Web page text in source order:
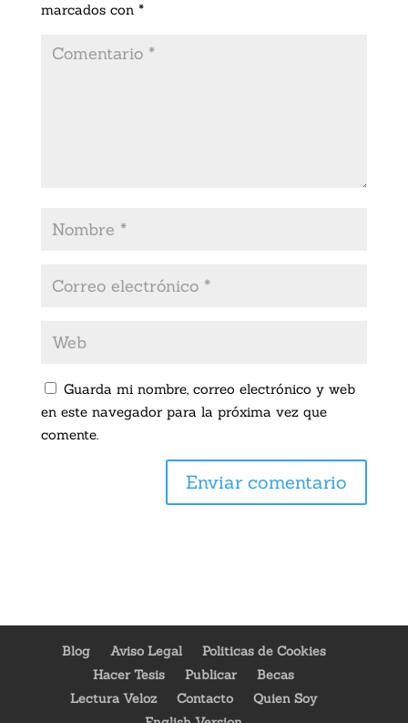
marcados con *
Guarda mi nombre, correo electrónico y web
en este navegador para la próxima vez que
comente.
Blog Aviso Legal
Politicas de Cookies
Hacer Tesis
Publicar
Becas
Lectura Veloz
Contacto
Quien Soy